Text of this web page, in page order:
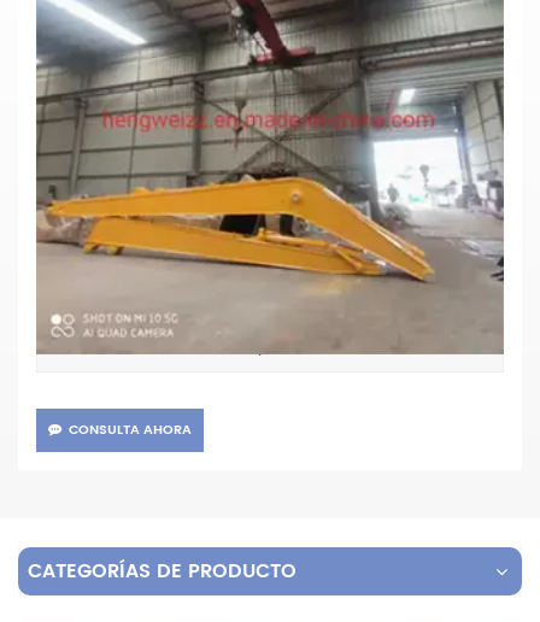
Brazo De Extensión De Excavadora De
Largo Alcance Para Excavadora
Materiales:Q355B
Parámetros principales
Artículo No : CAT320
Pago : TT
20days
CONSULTA AHORA
CATEGORÍAS DE PRODUCTO